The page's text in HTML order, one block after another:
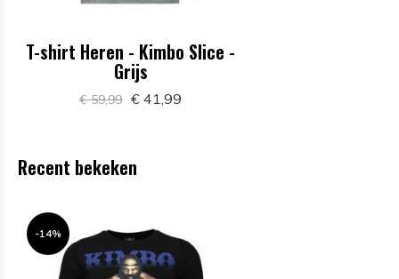
T-shirt Heren - Kimbo Slice -
Grijs
€ 59,99 € 41,99
Recent bekeken
-14%